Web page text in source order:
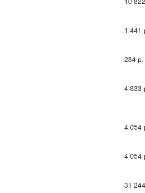
1 441
284 р.
4 833
4 054
4 054
31